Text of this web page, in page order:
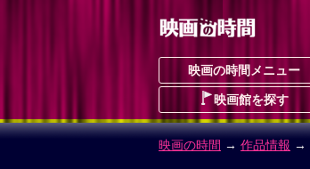
映画の時間メニュー
映画館を探す
映画の時間 → 作品情報 →